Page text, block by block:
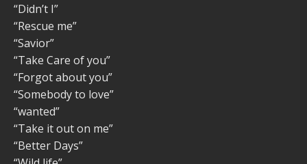
“Didn’t I”
“Rescue me”
“Savior”
“Take Care of you”
“Forgot about you”
“Somebody to love”
“wanted”
“Take it out on me”
“Better Days”